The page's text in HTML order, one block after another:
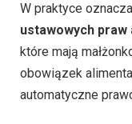
W praktyce
ustawowych
które mają
obowiązek
automatyczne